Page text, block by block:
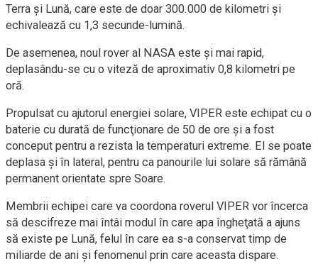
Terra şi Lună, care este de doar 300.000 de kilometri și
echivalează cu 1,3 secunde-lumină.
De asemenea, noul rover al NASA este şi mai rapid,
deplasându-se cu o viteză de aproximativ 0,8 kilometri pe
oră.
Propulsat cu ajutorul energiei solare, VIPER este echipat cu o
baterie cu durată de funcţionare de 50 de ore şi a fost
conceput pentru a rezista la temperaturi extreme. El se poate
deplasa şi în lateral, pentru ca panourile lui solare să rămână
permanent orientate spre Soare.
Membrii echipei care va coordona roverul VIPER vor încerca
să descifreze mai întâi modul în care apa îngheţată a ajuns
să existe pe Lună, felul în care ea s-a conservat timp de
miliarde de ani şi fenomenul prin care aceasta dispare.